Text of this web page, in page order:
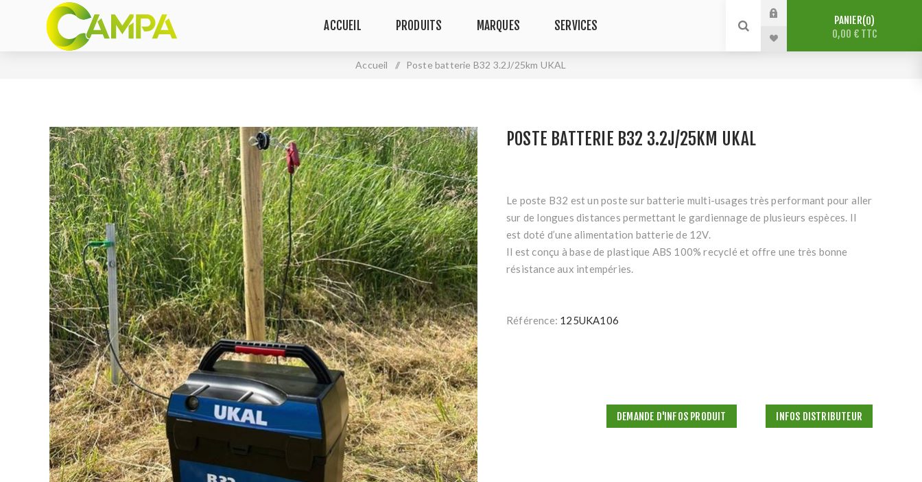
ACCUEIL PRODUITS MARQUES SERVICES PANIER 0
0,00 € TTC
Accueil / Poste batterie B32 3.2J/25km UKAL
POSTE BATTERIE B32 3.2J/25KM UKAL
Le poste B32 est un poste sur batterie multi-usages très performant pour aller
sur de longues distances permettant le gardiennage de plusieurs espèces. Il
est doté d’une alimentation batterie de 12V.
Il est conçu à base de plastique ABS 100% recyclé et offre une très bonne
résistance aux intempéries.
Référence: 125UKA106
DEMANDE D'INFOS PRODUIT INFOS DISTRIBUTEUR